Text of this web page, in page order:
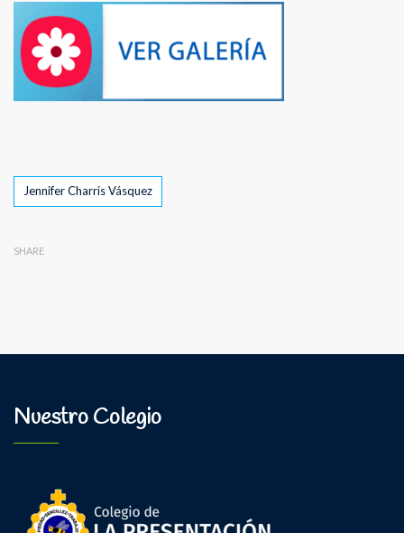
Tags
Jennifer Charris Vásquez
SHARE
Nuestro Colegio